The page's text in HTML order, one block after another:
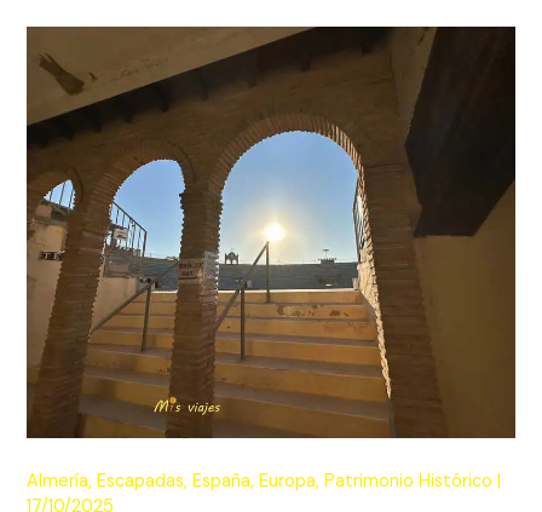
Almería,Escapadas,España,Europa,Patrimonio Histórico
17/10/2025